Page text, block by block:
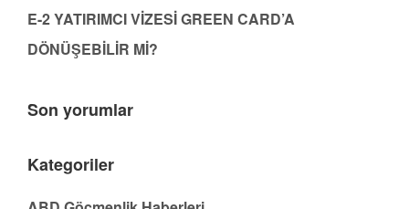
E-2 YATIRIMCI VİZESİ GREEN CARD’A
DÖNÜŞEBİLİR Mİ?
Son yorumlar
Kategoriler